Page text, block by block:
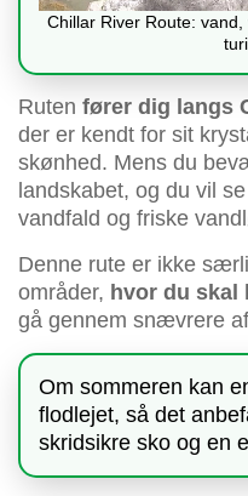
Chillar River Route:
Ruten fører dig langs
der er kendt for sit
skønhed. Mens du
landskabet, og du vil
vandfald og friske
Denne rute er ikke
områder, hvor du skal
gå gennem snævrere
Om sommeren kan
flodlejet, så det
skridsikre sko og en